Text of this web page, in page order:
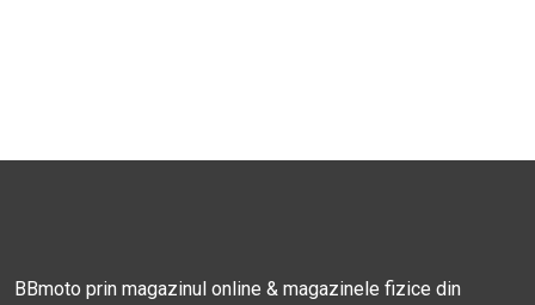
BBmoto prin magazinul online & magazinele fizice din